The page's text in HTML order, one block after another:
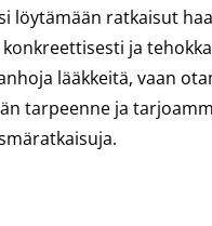
löytämään ratkaisut
ja
lääkkeitä, vaan
tarpeenne ja